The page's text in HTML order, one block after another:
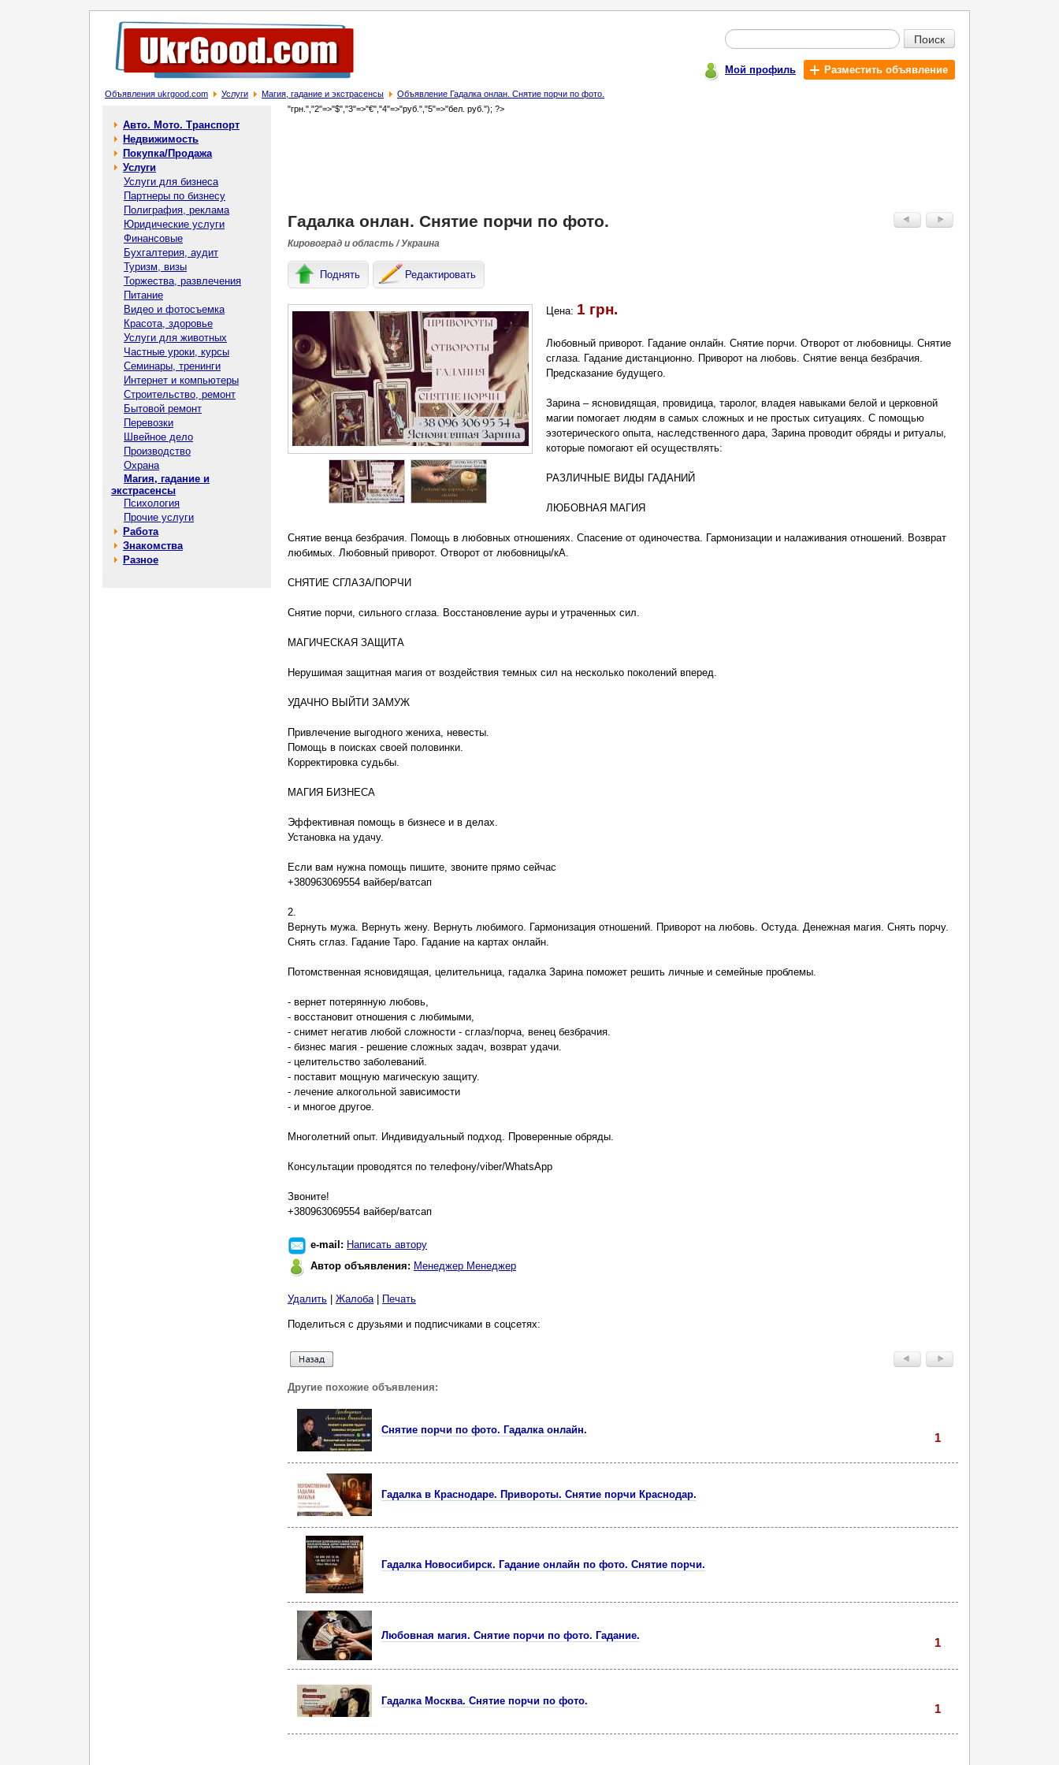
Поиск
Мой профиль Разместить объявление
Объявления ukrgood.com Услуги Магия, гадание и экстрасенсы Объявление Гадалка онлан. Снятие порчи по фото.
Авто. Мото. Транспорт
Недвижимость
Покупка/Продажа
Услуги
Услуги для бизнеса
Партнеры по бизнесу
Полиграфия, реклама
Юридические услуги
Финансовые
Бухгалтерия, аудит
Туризм, визы
Торжества, развлечения
Питание
Видео и фотосъемка
Красота, здоровье
Услуги для животных
Частные уроки, курсы
Семинары, тренинги
Интернет и компьютеры
Строительство, ремонт
Бытовой ремонт
Перевозки
Швейное дело
Производство
Охрана
Магия, гадание и
экстрасенсы
Психология
Прочие услуги
Работа
Знакомства
Разное
"грн.","2"=>"$","3"=>"€","4"=>"руб.","5"=>"бел. руб."); ?>
Гадалка онлан. Снятие порчи по фото.
Кировоград и область / Украина
Поднять Редактировать
Цена: 1 грн.
Любовный приворот. Гадание онлайн. Снятие порчи. Отворот от любовницы. Снятие
сглаза. Гадание дистанционно. Приворот на любовь. Снятие венца безбрачия.
Предсказание будущего.
Зарина – ясновидящая, провидица, таролог, владея навыками белой и церковной
магии помогает людям в самых сложных и не простых ситуациях. С помощью
эзотерического опыта, наследственного дара, Зарина проводит обряды и ритуалы,
которые помогают ей осуществлять:
РАЗЛИЧНЫЕ ВИДЫ ГАДАНИЙ
ЛЮБОВНАЯ МАГИЯ
Снятие венца безбрачия. Помощь в любовных отношениях. Спасение от одиночества. Гармонизации и налаживания отношений. Возврат
любимых. Любовный приворот. Отворот от любовницы/кА.
СНЯТИЕ СГЛАЗА/ПОРЧИ
Снятие порчи, сильного сглаза. Восстановление ауры и утраченных сил.
МАГИЧЕСКАЯ ЗАЩИТА
Нерушимая защитная магия от воздействия темных сил на несколько поколений вперед.
УДАЧНО ВЫЙТИ ЗАМУЖ
Привлечение выгодного жениха, невесты.
Помощь в поисках своей половинки.
Корректировка судьбы.
МАГИЯ БИЗНЕСА
Эффективная помощь в бизнесе и в делах.
Установка на удачу.
Если вам нужна помощь пишите, звоните прямо сейчас
+380963069554 вайбер/ватсап
2.
Вернуть мужа. Вернуть жену. Вернуть любимого. Гармонизация отношений. Приворот на любовь. Остуда. Денежная магия. Снять порчу.
Снять сглаз. Гадание Таро. Гадание на картах онлайн.
Потомственная ясновидящая, целительница, гадалка Зарина поможет решить личные и семейные проблемы.
- вернет потерянную любовь,
- восстановит отношения с любимыми,
- снимет негатив любой сложности - сглаз/порча, венец безбрачия.
- бизнес магия - решение сложных задач, возврат удачи.
- целительство заболеваний.
- поставит мощную магическую защиту.
- лечение алкогольной зависимости
- и многое другое.
Многолетний опыт. Индивидуальный подход. Проверенные обряды.
Консультации проводятся по телефону/viber/WhatsApp
Звоните!
+380963069554 вайбер/ватсап
e-mail: Написать автору
Автор объявления: Менеджер Менеджер
Удалить Жалоба| Печать
Поделиться с друзьями и подписчиками в соцсетях:
Другие похожие объявления:
Снятие порчи по фото. Гадалка онлайн.
1
Гадалка в Краснодаре. Привороты. Снятие порчи Краснодар.
Гадалка Новосибирск. Гадание онлайн по фото. Снятие порчи.
Любовная магия. Снятие порчи по фото. Гадание.
1
Гадалка Москва. Снятие порчи по фото.
1